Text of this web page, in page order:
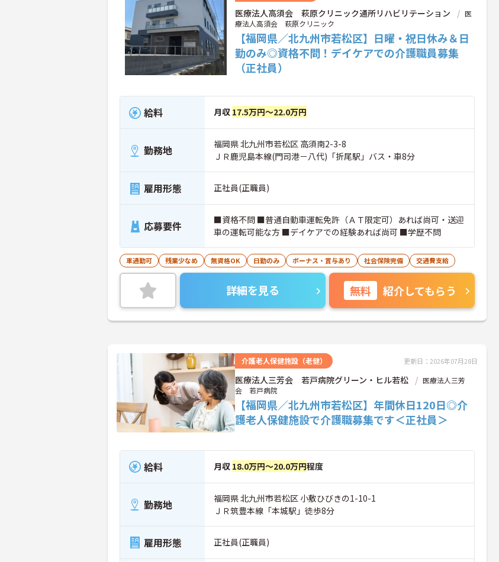
医療法人高須会 萩原クリニック通所リハビリテーション
医
療法人高須会 萩原クリニック
【福岡県／北九州市若松区】日曜・祝日休み＆日
勤のみ◎資格不問！デイケアでの介護職員募集
（正社員）
給料 月収 17.5万円～22.0万円
勤務地
福岡県 北九州市若松区 高須南2-3-8
ＪＲ鹿児島本線(門司港－八代)「折尾駅」バス・車8分
雇用形態 正社員(正職員)
応募要件
■資格不問 ■普通自動車運転免許（ＡＴ限定可）あれば尚可・送迎
車の運転可能な方 ■デイケアでの経験あれば尚可 ■学歴不問
車通勤可 残業少なめ 無資格OK 日勤のみ ボーナス・賞与あり 社会保険完備 交通費支給
詳細を見る 無料 紹介してもらう
介護老人保健施設（老健） 更新日：2026年07月28日
医療法人三芳会 若戸病院グリーン・ヒル若松
医療法人三芳
会 若戸病院
【福岡県／北九州市若松区】年間休日120日◎介
護老人保健施設で介護職募集です＜正社員＞
給料 月収 18.0万円～20.0万円程度
勤務地
福岡県 北九州市若松区 小敷ひびきの1-10-1
ＪＲ筑豊本線「本城駅」徒歩8分
雇用形態 正社員(正職員)